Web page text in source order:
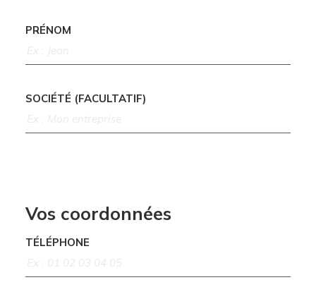
PRÉNOM
SOCIÉTÉ (FACULTATIF)
Vos coordonnées
TÉLÉPHONE